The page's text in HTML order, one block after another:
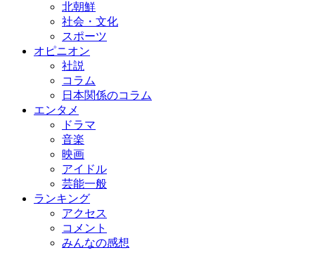
北朝鮮
社会・文化
スポーツ
オピニオン
社説
コラム
日本関係のコラム
エンタメ
ドラマ
音楽
映画
アイドル
芸能一般
ランキング
アクセス
コメント
みんなの感想